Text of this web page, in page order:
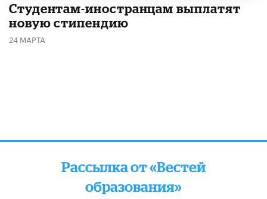
Студентам-иностранцам выплатят
новую стипендию
24 МАРТА
Рассылка от «Вестей
образования»